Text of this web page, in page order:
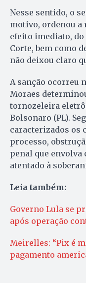
Nesse sentido, o
motivo, ordenou a
efeito imediato,
Corte, bem como
não deixou claro
A sanção ocorreu
Moraes
tornozeleira
Bolsonaro (PL).
caracterizados os
processo,
penal que
atentado à
Leia também:
Governo Lula se
após operação
Meirelles: “Pix é
pagamento